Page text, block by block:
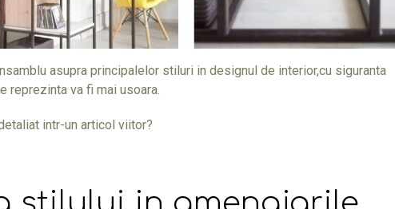
asupra principalelor stiluri in designul de interior,cu siguranta
reprezinta va fi mai usoara.
intr-un articol viitor?